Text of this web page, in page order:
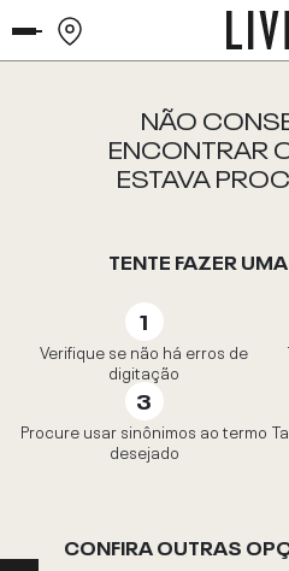
NÃO
ENCONTRAR
ESTAVA
TENTE FAZER
Verifique se não há erros de
digitação
Procure usar sinônimos ao termo
desejado
CONFIRA OUTRAS